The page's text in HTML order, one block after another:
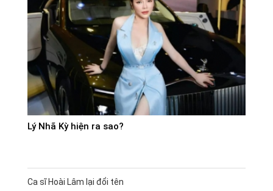
Lý Nhã Kỳ hiện ra sao?
Ca sĩ Hoài Lâm lại đổi tên